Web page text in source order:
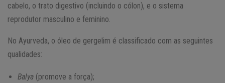
cabelo, o trato digestivo (incluindo o cólon), e o sistema
reprodutor masculino e feminino.
No Ayurveda, o óleo de gergelim é classificado com as seguintes
qualidades:
Balya (promove a força);